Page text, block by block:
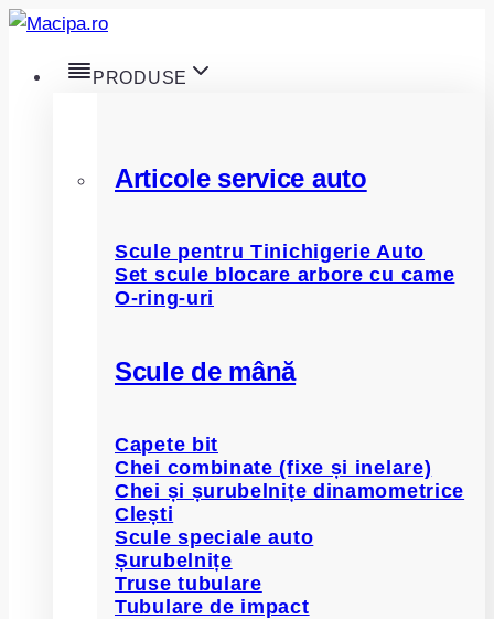
Skip
content
PRODUSE
Articole service auto
Scule pentru Tinichigerie Auto
Set scule blocare arbore cu came
O-ring-uri
Scule de mână
Capete bit
Chei combinate (fixe și inelare)
Chei și șurubelnițe dinamometrice
Clești
Scule speciale auto
Șurubelnițe
Truse tubulare
Tubulare de impact